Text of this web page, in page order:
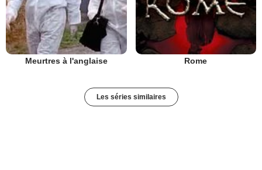
Meurtres à l'anglaise Rome
Les séries similaires